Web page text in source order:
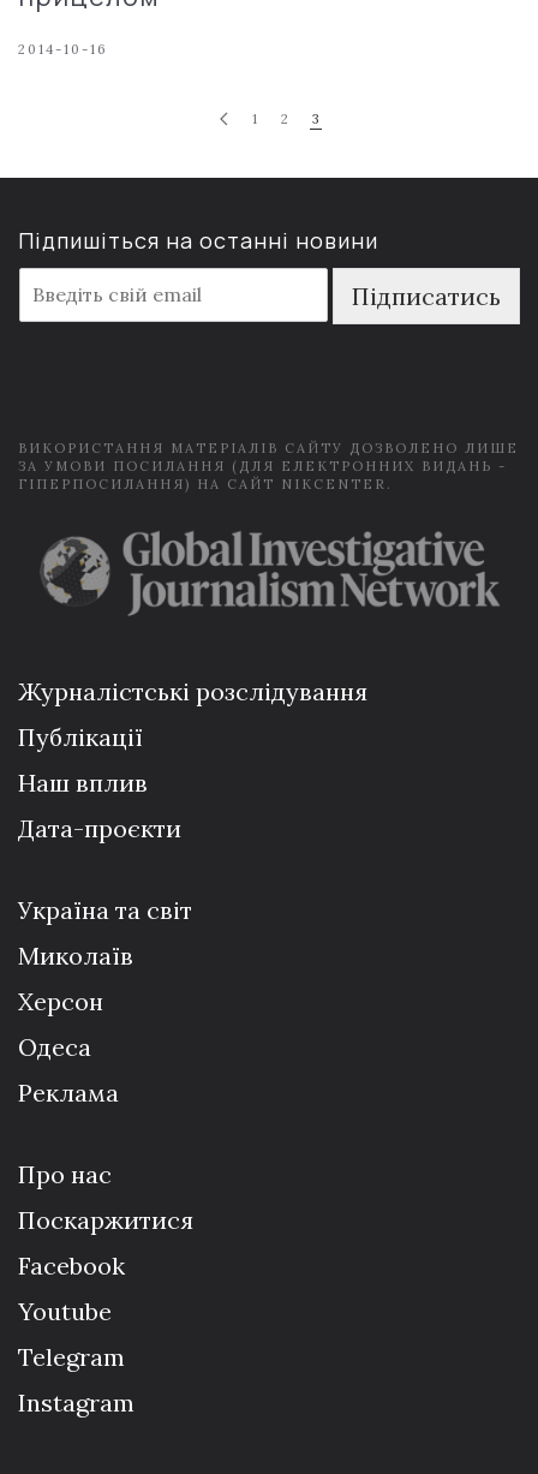
2014-10-16
1 2 3
Підпишіться на останні новини
m
a
Підписатись
ВИКОРИСТАННЯ МАТЕРІАЛІВ САЙТУ ДОЗВОЛЕНО ЛИШЕ
ЗА УМОВИ ПОСИЛАННЯ (ДЛЯ ЕЛЕКТРОННИХ ВИДАНЬ -
ГІПЕРПОСИЛАННЯ) НА САЙТ NIKCENTER.
Журналістські розслідування
Публікації
Наш вплив
Дата-проєкти
Україна та світ
Миколаїв
Херсон
Одеса
Реклама
Про нас
Поскаржитися
Facebook
Youtube
Telegram
Instagram